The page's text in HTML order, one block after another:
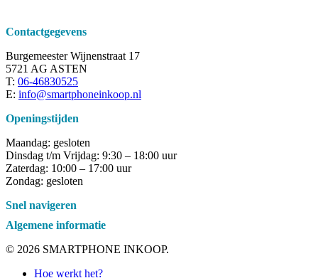
Contactgegevens
Burgemeester Wijnenstraat 17
5721 AG ASTEN
T: 06-46830525
E: info@smartphoneinkoop.nl
Openingstijden
Maandag: gesloten
Dinsdag t/m Vrijdag: 9:30 – 18:00 uur
Zaterdag: 10:00 – 17:00 uur
Zondag: gesloten
Snel navigeren
Algemene informatie
© 2026 SMARTPHONE INKOOP.
Close
Hoe werkt het?